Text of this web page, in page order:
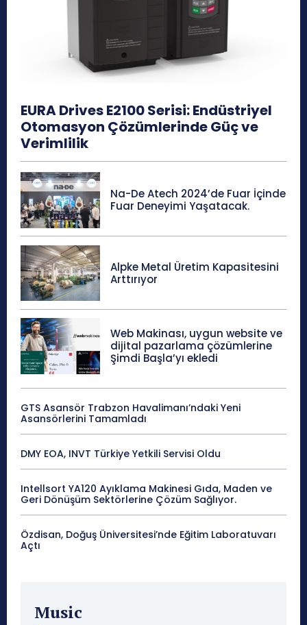
EURA Drives E2100 Serisi: Endüstriyel
Otomasyon Çözümlerinde Güç ve
Verimlilik
Na-De Atech 2024’de Fuar İçinde
Fuar Deneyimi Yaşatacak.
Alpke Metal Üretim Kapasitesini
Arttırıyor
Web Makinası, uygun website ve
dijital pazarlama çözümlerine
Şimdi Başla’yı ekledi
GTS Asansör Trabzon Havalimanı’ndaki Yeni
Asansörlerini Tamamladı
DMY EOA, INVT Türkiye Yetkili Servisi Oldu
Intellsort YA120 Ayıklama Makinesi Gıda, Maden ve
Geri Dönüşüm Sektörlerine Çözüm Sağlıyor.
Özdisan, Doğuş Üniversitesi’nde Eğitim Laboratuvarı
Açtı
Music